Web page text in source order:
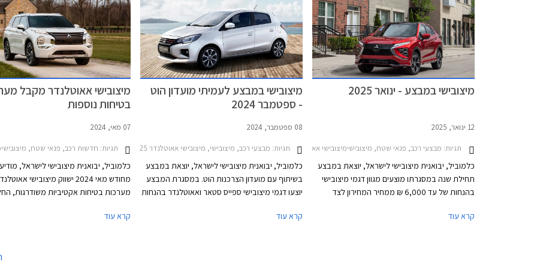
מיצובישי במבצע - ינואר 2025
12 ינואר, 2025
תגיות: מבצעי רכב, פנאי שטח, מיצובישימיצובישי אאוטלנדר 2021-2025
כלמוביל, יבואנית מיצובישי לישראל, יוצאת במבצע
תחילת שנה במסגרתו מוצעים מגוון דגמי מיצובישי
בהנחות של עד 6,000 ₪ ממחיר המחירון לצד
מיגון. המבצע נערך בכל אולמות התצוגה של
קרא עוד
מיצובישי במבצע לעמיתי מועדון הוט
- ספטמבר 2024
08 ספטמבר, 2024
תגיות: מבצעי רכב, מיצובישי, מיצובישי אאוטלנדר 2021-2025מיצובישי ספייס סטאר 2020-2024
כלמוביל, יבואנית מיצובישי לישראל, יוצאת במבצע
בשיתוף עם מועדון הצרכנות הוט. במסגרת המבצע
יוצעו דגמי מיצובישי ספייס סטאר ואאוטלנדר בהנחות
קרא עוד
מיצובישי אאוטלנדר מקבל
בטיחות נוספות
07 מאי, 2024
תגיות: חדשות רכב, פנאי שטח,
כלמוביל, יבואנית מיצובישי לישראל,
מחודש מאי 2024 ישווק מיצובישי
מערכות בטיחות אקטיביות משודרגות,
קרא עוד